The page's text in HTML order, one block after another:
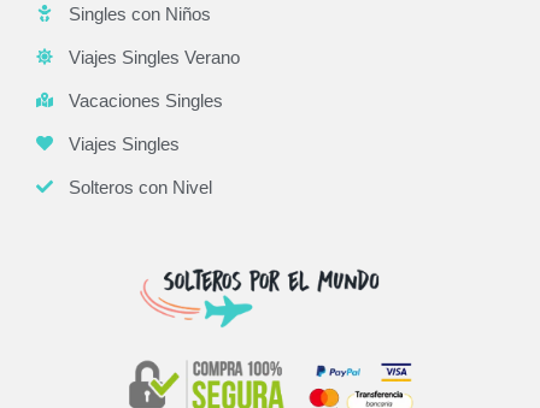
Singles con Niños
Viajes Singles Verano
Vacaciones Singles
Viajes Singles
Solteros con Nivel